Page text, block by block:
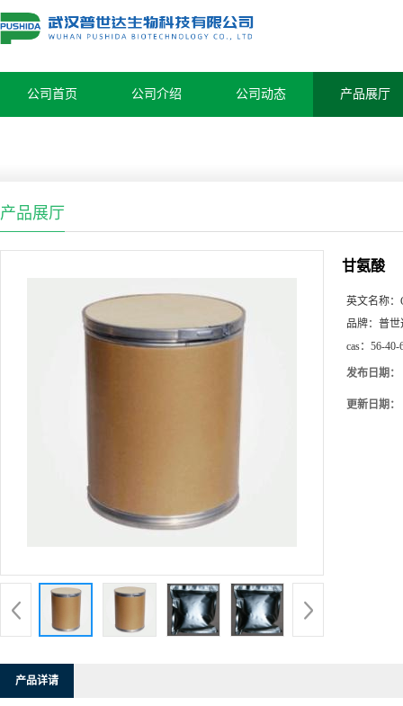
公司首页 公司介绍 公司动态 产品展厅
产品展厅
甘氨酸
英文名称：
品牌： 普世
cas： 56-40-
发布日期：
更新日期：
产品详请